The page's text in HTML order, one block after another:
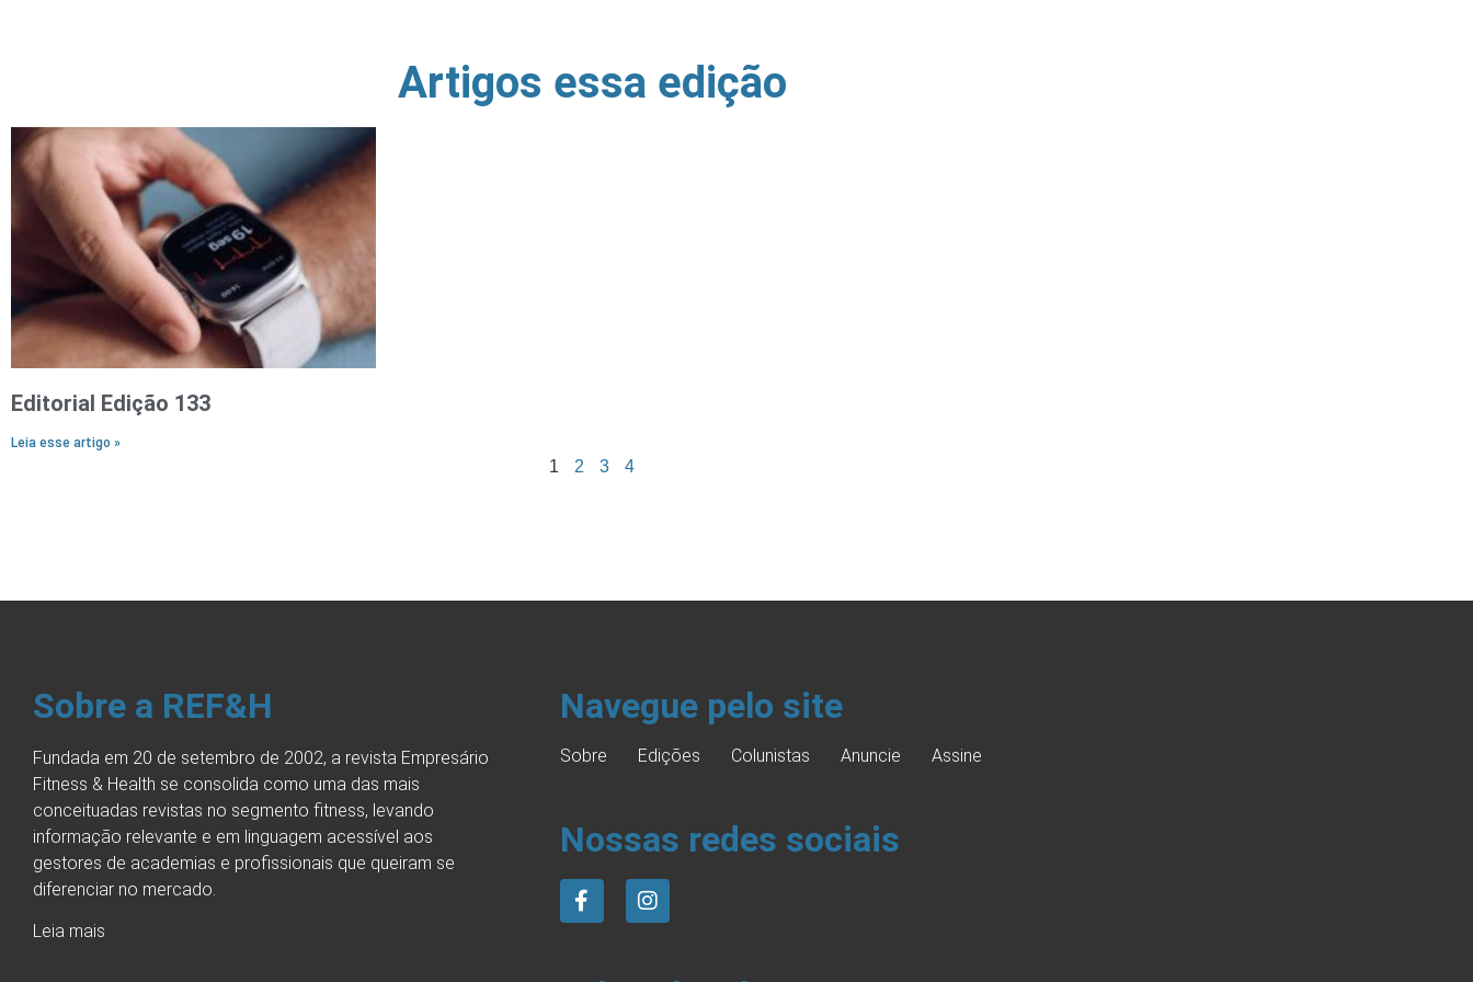
Artigos essa edição
Editorial Edição 133
Leia esse artigo »
1 2 3 4
Sobre a REF&H
Fundada em 20 de setembro de 2002, a revista Empresário
Fitness & Health se consolida como uma das mais
conceituadas revistas no segmento fitness, levando
informação relevante e em linguagem acessível aos
gestores de academias e profissionais que queiram se
diferenciar no mercado.
Leia mais
Navegue pelo site
Sobre Edições Colunistas Anuncie Assine
Nossas redes sociais